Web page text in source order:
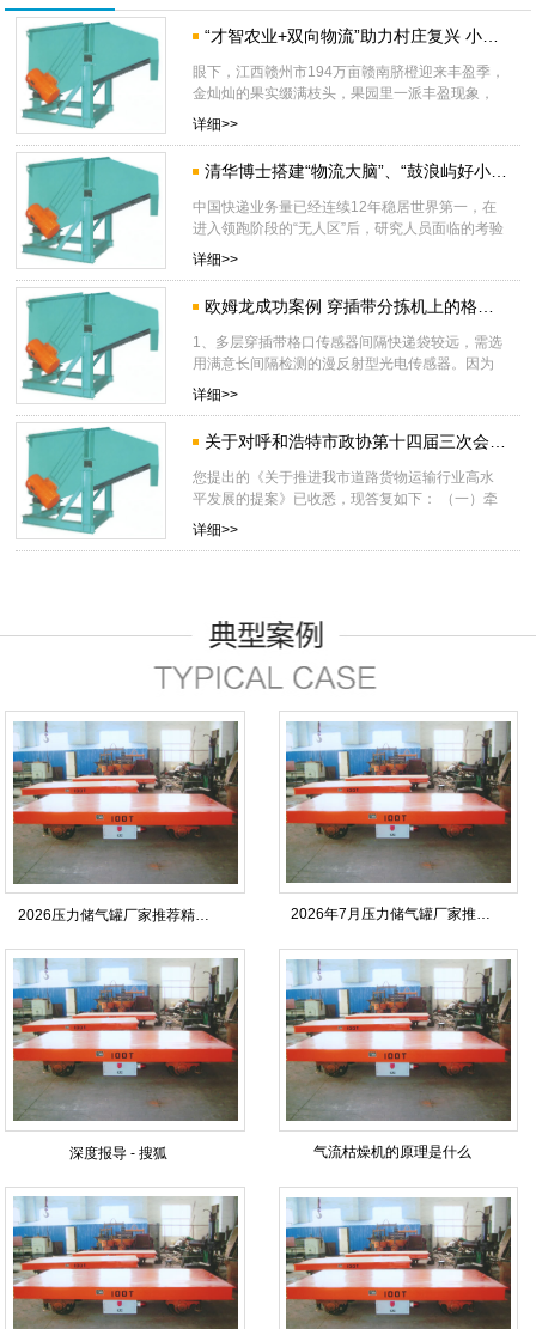
网 热评智能设备_运动_轿车_才智出行频道_天极网 2026年7月螺旋
眼下，江西赣州市194万亩赣南脐橙迎来丰盈季，
金灿灿的果实缀满枝头，果园里一派丰盈现象，
不少农户
详细>>
中国快递业务量已经连续12年稳居世界第一，在
进入领跑阶段的“无人区”后，研究人员面临的考验
和挑战
详细>>
1、多层穿插带格口传感器间隔快递袋较远，需选
用满意长间隔检测的漫反射型光电传感器。因为
快递包裹色
详细>>
您提出的《关于推进我市道路货物运输行业高水
平发展的提案》已收悉，现答复如下： （一）牵
详细>>
2026压力储气罐厂家推荐精密过滤器压缩机冷凝水净化器压缩空气干燥机厂家优选指南！ 2026年7月压力储气罐厂家推荐指南：压缩空气干燥机压缩机冷凝水净化器精密过滤器公司优选！
深度报导 - 搜狐 气流枯燥机的原理是什么